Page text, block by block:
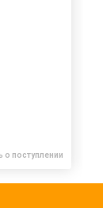
поступлении